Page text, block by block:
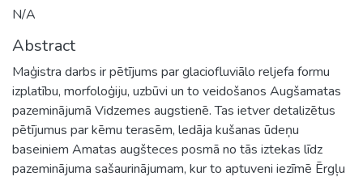
N/A
Abstract
Maģistra darbs ir pētījums par glaciofluviālo reljefa formu
izplatību, morfoloģiju, uzbūvi un to veidošanos Augšamatas
pazeminājumā Vidzemes augstienē. Tas ietver detalizētus
pētījumus par kēmu terasēm, ledāja kušanas ūdeņu
baseiniem Amatas augšteces posmā no tās iztekas līdz
pazeminājuma sašaurinājumam, kur to aptuveni iezīmē Ērgļu